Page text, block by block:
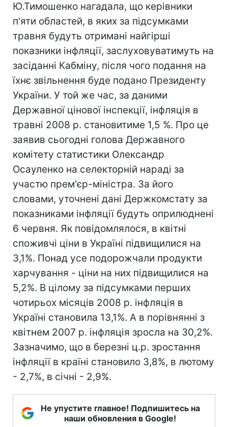
Ю.Тимошенко нагадала, що керівники
п'яти областей, в яких за підсумками
травня будуть отримані найгірші
показники інфляції, заслуховуватимуть на
засіданні Кабміну, після чого подання на
їхнє звільнення буде подано Президенту
України. У той же час, за даними
Державної цінової інспекції, інфляція в
травні 2008 р. становитиме 1,5 %. Про це
заявив сьогодні голова Державного
комітету статистики Олександр
Осауленко на селекторній нараді за
участю прем'єр-міністра. За його
словами, уточнені дані Держкомстату за
показниками інфляції будуть оприлюднені
6 червня. Як повідомлялося, в квітні
споживчі ціни в Україні підвищилися на
3,1%. Понад усе подорожчали продукти
харчування - ціни на них підвищилися на
5,2%. В цілому за підсумками перших
чотирьох місяців 2008 р. інфляція в
Україні становила 13,1%. А в порівнянні з
квітнем 2007 р. інфляція зросла на 30,2%.
Зазначимо, що в березні ц.р. зростання
інфляції в країні становило 3,8%, в лютому
- 2,7%, в січні - 2,9%.
Не упустите главное! Подпишитесь на
наши обновления в Google!